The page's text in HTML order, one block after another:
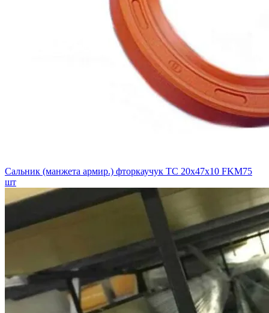
Сальник (манжета армир.) фторкаучук TC 20х47х10 FKM75
шт